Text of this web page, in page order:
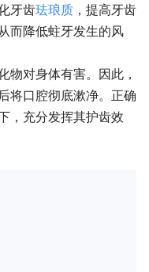
牙齿珐琅质 ，提高牙齿
而降低蛀牙发生的风
物对身体有害。因此，
将口腔彻底漱净。正确
，充分发挥其护齿效